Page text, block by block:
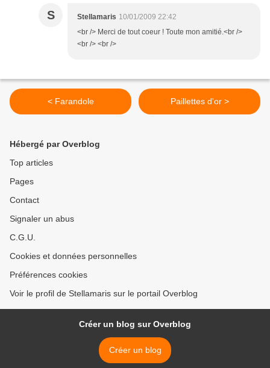
S Stellamaris 10/01/2009 22:42
<br /> Merci de tout coeur ! Toute mon amitié.<br />
<br /> <br />
< Farandole Paillettes d'or >
Hébergé par Overblog
Top articles
Pages
Contact
Signaler un abus
C.G.U.
Cookies et données personnelles
Préférences cookies
Voir le profil de Stellamaris sur le portail Overblog
Créer un blog sur Overblog
Créer un blog